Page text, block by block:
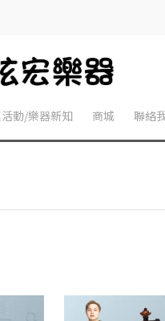
動/樂器新知 商城 聯絡